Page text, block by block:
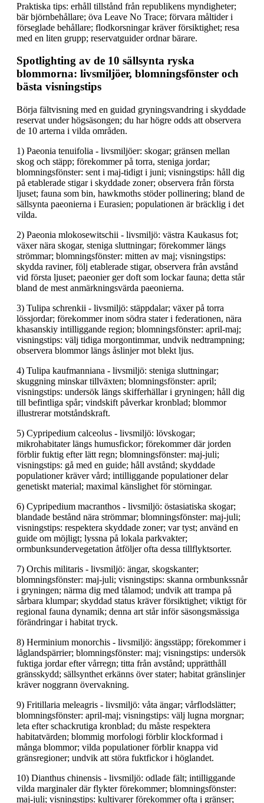
Praktiska tips: erhåll tillstånd från republikens myndigheter;
bär björnbehållare; öva Leave No Trace; förvara måltider i
förseglade behållare; flodkorsningar kräver försiktighet; resa
med en liten grupp; reservatguider ordnar bärare.
Spotlighting av de 10 sällsynta ryska
blommorna: livsmiljöer, blomningsfönster och
bästa visningstips
Börja fältvisning med en guidad gryningsvandring i skyddade
reservat under högsäsongen; du har högre odds att observera
de 10 arterna i vilda områden.
1) Paeonia tenuifolia - livsmiljöer: skogar; gränsen mellan
skog och stäpp; förekommer på torra, steniga jordar;
blomningsfönster: sent i maj-tidigt i juni; visningstips: håll dig
på etablerade stigar i skyddade zoner; observera från första
ljuset; fauna som bin, hawkmoths stöder pollinering; bland de
sällsynta paeonierna i Eurasien; populationen är bräcklig i det
vilda.
2) Paeonia mlokosewitschii - livsmiljö: västra Kaukasus fot;
växer nära skogar, steniga sluttningar; förekommer längs
strömmar; blomningsfönster: mitten av maj; visningstips:
skydda raviner, följ etablerade stigar, observera från avstånd
vid första ljuset; paeonier ger doft som lockar fauna; detta står
bland de mest anmärkningsvärda paeonierna.
3) Tulipa schrenkii - livsmiljö: stäppdalar; växer på torra
lössjordar; förekommer inom södra stater i federationen, nära
khasanskiy intilliggande region; blomningsfönster: april-maj;
visningstips: välj tidiga morgontimmar, undvik nedtrampning;
observera blommor längs åslinjer mot blekt ljus.
4) Tulipa kaufmanniana - livsmiljö: steniga sluttningar;
skuggning minskar tillväxten; blomningsfönster: april;
visningstips: undersök längs skifferhällar i gryningen; håll dig
till befintliga spår; vindskift påverkar kronblad; blommor
illustrerar motståndskraft.
5) Cypripedium calceolus - livsmiljö: lövskogar;
mikrohabitater längs humusfickor; förekommer där jorden
förblir fuktig efter lätt regn; blomningsfönster: maj-juli;
visningstips: gå med en guide; håll avstånd; skyddade
populationer kräver vård; intilliggande populationer delar
genetiskt material; maximal känslighet för störningar.
6) Cypripedium macranthos - livsmiljö: östasiatiska skogar;
blandade bestånd nära strömmar; blomningsfönster: maj-juli;
visningstips: respektera skyddade zoner; var tyst; använd en
guide om möjligt; lyssna på lokala parkvakter;
ormbunksundervegetation åtföljer ofta dessa tillflyktsorter.
7) Orchis militaris - livsmiljö: ängar, skogskanter;
blomningsfönster: maj-juli; visningstips: skanna ormbunkssnår
i gryningen; närma dig med tålamod; undvik att trampa på
sårbara klumpar; skyddad status kräver försiktighet; viktigt för
regional fauna dynamik; denna art står inför säsongsmässiga
förändringar i habitat tryck.
8) Herminium monorchis - livsmiljö: ängsstäpp; förekommer i
låglandspärrier; blomningsfönster: maj; visningstips: undersök
fuktiga jordar efter vårregn; titta från avstånd; upprätthåll
gränsskydd; sällsynthet erkänns över stater; habitat gränslinjer
kräver noggrann övervakning.
9) Fritillaria meleagris - livsmiljö: våta ängar; vårflodslätter;
blomningsfönster: april-maj; visningstips: välj lugna morgnar;
leta efter schackrutiga kronblad; du måste respektera
habitatvärden; blommig morfologi förblir klockformad i
många blommor; vilda populationer förblir knappa vid
gränsregioner; undvik att störa fuktfickor i höglandet.
10) Dianthus chinensis - livsmiljö: odlade fält; intilliggande
vilda marginaler där flykter förekommer; blomningsfönster:
maj-juli; visningstips: kultivarer förekommer ofta i gränser;